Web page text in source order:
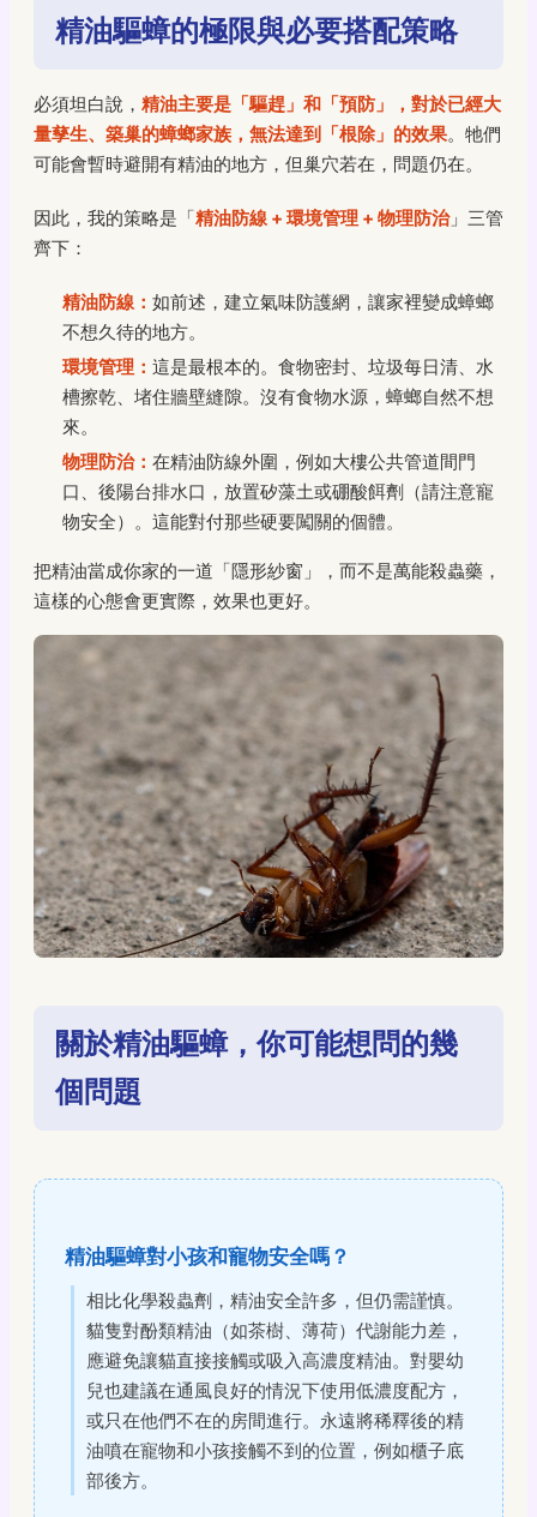
精油驅蟑的極限與必要搭配策略
必須坦白說， 精油主要是「驅趕」和「預防」，對於已經大
量孳生、築巢的蟑螂家族，無法達到「根除」的效果。牠們
可能會暫時避開有精油的地方，但巢穴若在，問題仍在。
因此，我的策略是「精油防線 + 環境管理 + 物理防治」三管
齊下：
精油防線： 如前述，建立氣味防護網，讓家裡變成蟑螂
不想久待的地方。
環境管理： 這是最根本的。食物密封、垃圾每日清、水
槽擦乾、堵住牆壁縫隙。沒有食物水源，蟑螂自然不想
來。
物理防治： 在精油防線外圍，例如大樓公共管道間門
口、後陽台排水口，放置矽藻土或硼酸餌劑（請注意寵
物安全）。這能對付那些硬要闖關的個體。
把精油當成你家的一道「隱形紗窗」，而不是萬能殺蟲藥，
這樣的心態會更實際，效果也更好。
關於精油驅蟑，你可能想問的幾
個問題
精油驅蟑對小孩和寵物安全嗎？
相比化學殺蟲劑，精油安全許多，但仍需謹慎。
貓隻對酚類精油（如茶樹、薄荷）代謝能力差，
應避免讓貓直接接觸或吸入高濃度精油。對嬰幼
兒也建議在通風良好的情況下使用低濃度配方，
或只在他們不在的房間進行。永遠將稀釋後的精
油噴在寵物和小孩接觸不到的位置，例如櫃子底
部後方。